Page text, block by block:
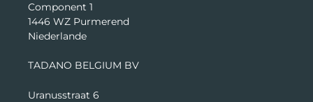
Component 1
1446 WZ Purmerend
Niederlande
TADANO BELGIUM BV
Uranusstraat 6